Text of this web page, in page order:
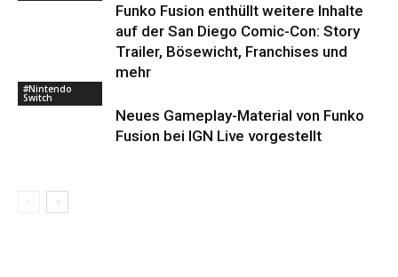
Funko Fusion enthüllt weitere Inhalte
auf der San Diego Comic-Con: Story
Trailer, Bösewicht, Franchises und
mehr
#Nintendo
Switch
Neues Gameplay-Material von Funko
Fusion bei IGN Live vorgestellt